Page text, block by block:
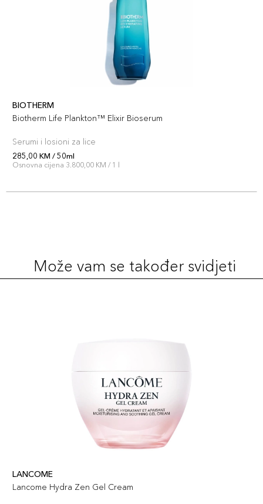
BIOTHERM
Biotherm Life Plankton™ Elixir Bioserum
Serumi i losioni za lice
285,00 KM / 50ml
Osnovna cijena 3.800,00 KM / 1 l
Može vam se također svidjeti
LANCOME
Lancome Hydra Zen Gel Cream